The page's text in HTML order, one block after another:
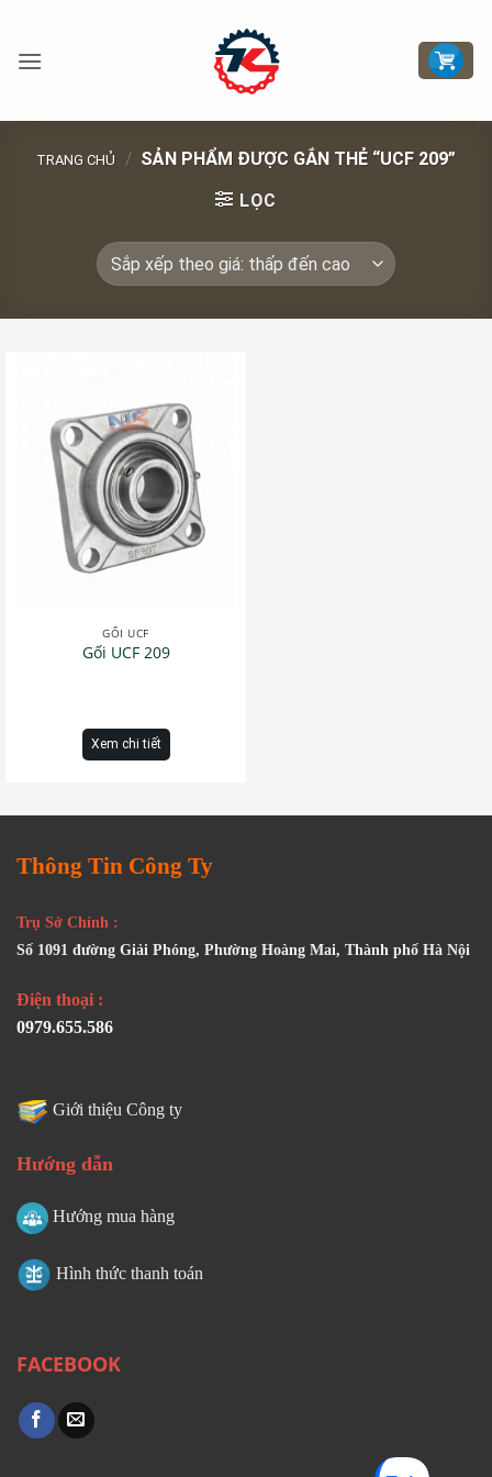
nội
TRANG CHỦ / SẢN PHẨM ĐƯỢC GẮN THẺ “UCF 209”
LỌC
GỐI UCF
Gối UCF 209
Xem chi tiết
Thông Tin Công Ty
Trụ Sở Chính :
Số 1091 đường Giải Phóng, Phường Hoàng Mai, Thành phố Hà Nội
Điện thoại :
0979.655.586
Giới thiệu Công ty
Hướng dẫn
Hướng mua hàng
Hình thức thanh toán
FACEBOOK